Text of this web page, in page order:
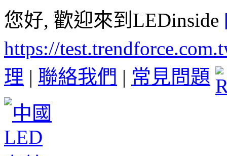
您好, 歡迎來到LEDinside
https://
理 | 聯絡我們 | 常見問題